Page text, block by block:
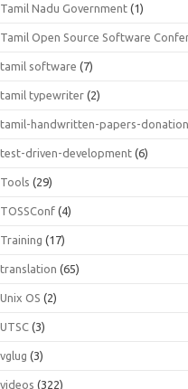
Tamil Nadu Government (1)
Tamil Open Source Software
tamil software (7)
tamil typewriter (2)
tamil-handwritten-papers-
test-driven-development (6)
Tools (29)
TOSSConf (4)
Training (17)
translation (65)
Unix OS (2)
UTSC (3)
vglug (3)
videos (322)